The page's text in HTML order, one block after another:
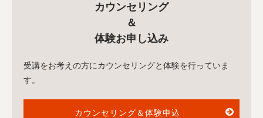
カウンセリング
＆
体験お申し込み
受講をお考えの方にカウンセリングと体験を行っていま
す。
カウンセリング＆体験申込